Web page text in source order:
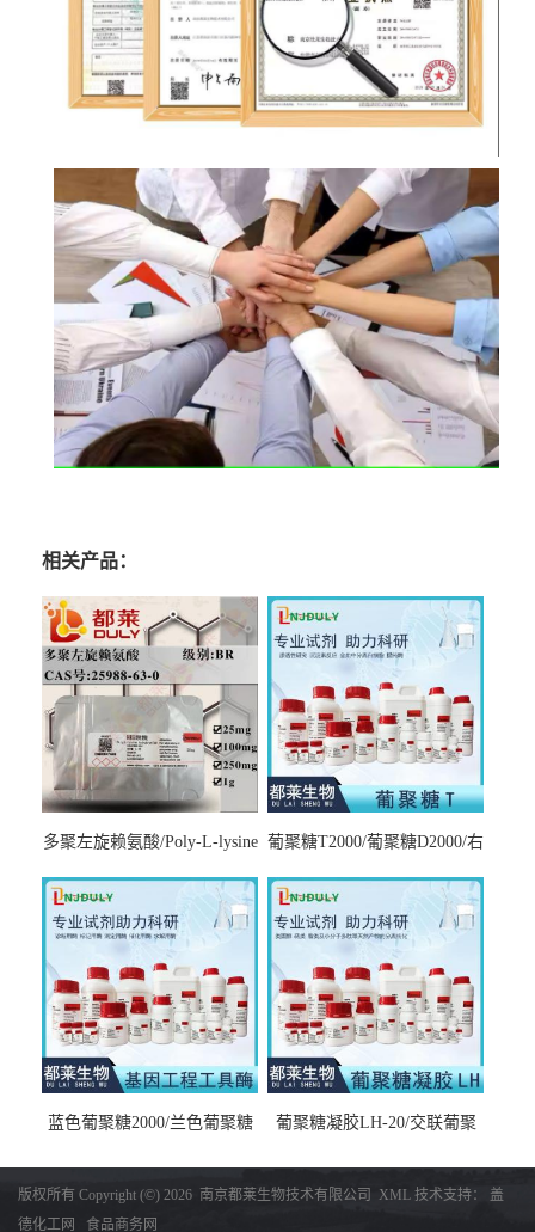
相关产品：
多聚左旋赖氨酸/Poly-L-lysine
7000，分子量7000-15000，分
子量2万～4万，分子量3～7
万，分子量7～15万，分子量
15～30万
葡聚糖T2000/葡聚糖D2000/右
蓝色葡聚糖2000/兰色葡聚糖
葡聚糖凝胶LH-20/交联葡聚
版权所有 Copyright (©) 2026 南京都莱生物技术有限公司 XML 技术支持： 盖
德化工网
食品商务网